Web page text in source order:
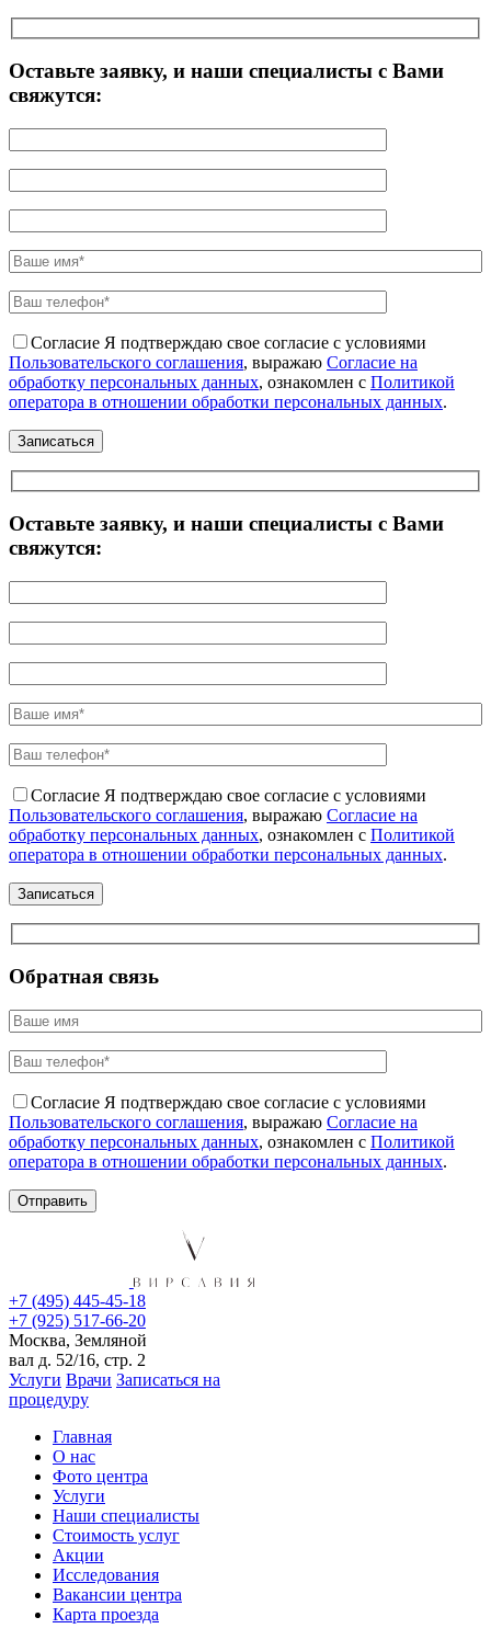
Оставьте заявку, и наши специалисты с Вами
свяжутся:
Согласие Я подтверждаю свое согласие с условиями
Пользовательского соглашения, выражаю Согласие на
обработку персональных данных, ознакомлен с Политикой
оператора в отношении обработки персональных данных.
Оставьте заявку, и наши специалисты с Вами
свяжутся:
Согласие Я подтверждаю свое согласие с условиями
Пользовательского соглашения, выражаю Согласие на
обработку персональных данных, ознакомлен с Политикой
оператора в отношении обработки персональных данных.
Обратная связь
Согласие Я подтверждаю свое согласие с условиями
Пользовательского соглашения, выражаю Согласие на
обработку персональных данных, ознакомлен с Политикой
оператора в отношении обработки персональных данных.
+7 (495) 445-45-18
+7 (925) 517-66-20
Москва, Земляной
вал д. 52/16, стр. 2
Услуги Врачи Записаться на
процедуру
Главная
О нас
Фото центра
Услуги
Наши специалисты
Стоимость услуг
Акции
Исследования
Вакансии центра
Карта проезда